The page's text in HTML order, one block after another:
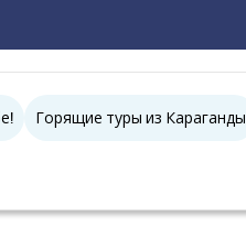
Горящие туры из Караганды